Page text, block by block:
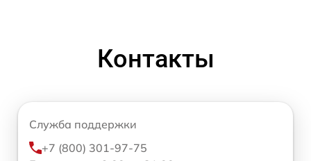
Контакты
Служба поддержки
+7 (800) 301-97-75